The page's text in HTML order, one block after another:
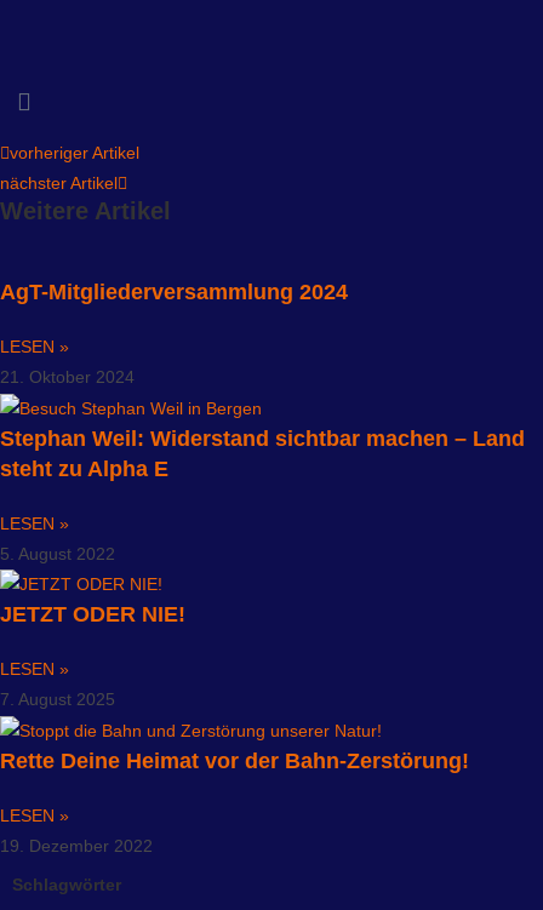
vorheriger Artikel
nächster Artikel
Weitere Artikel
AgT-Mitgliederversammlung 2024
LESEN »
21. Oktober 2024
Stephan Weil: Widerstand sichtbar machen – Land
steht zu Alpha E
LESEN »
5. August 2022
JETZT ODER NIE!
LESEN »
7. August 2025
Rette Deine Heimat vor der Bahn-Zerstörung!
LESEN »
19. Dezember 2022
Schlagwörter